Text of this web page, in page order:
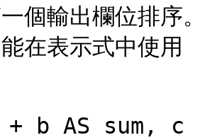
個輸出欄位排序
在表示式中使
+ b AS sum, c